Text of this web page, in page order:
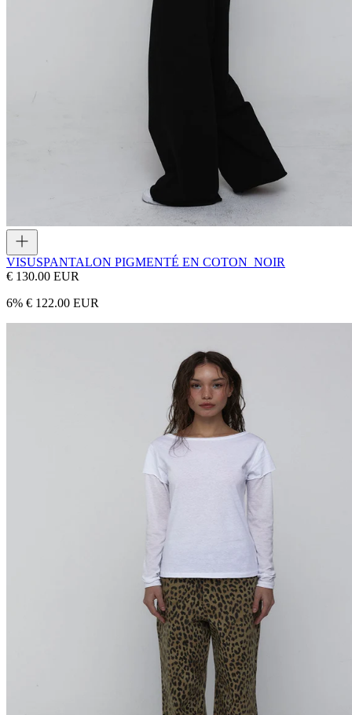
VISUSPANTALON PIGMENTÉ EN COTON_NOIR
€ 130.00 EUR
6% € 122.00 EUR